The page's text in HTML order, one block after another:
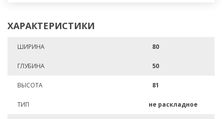
ХАРАКТЕРИСТИКИ
ШИРИНА 80
ГЛУБИНА 50
ВЫСОТА 81
ТИП не раскладное